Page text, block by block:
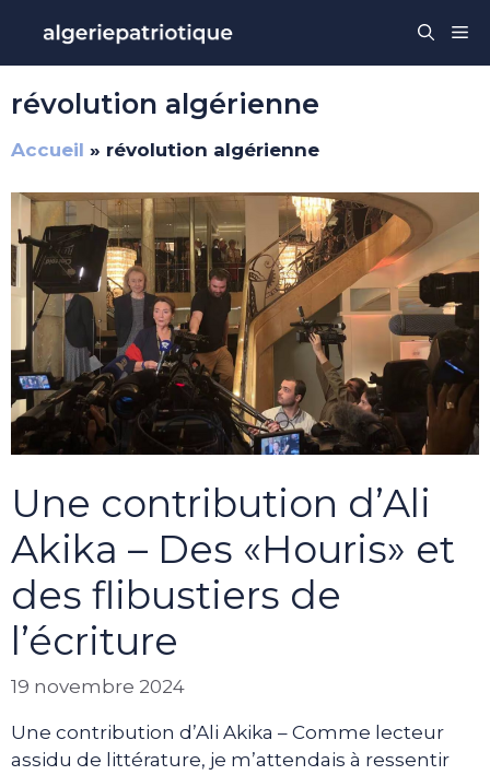
contenu
révolution algérienne
Accueil » révolution algérienne
Une contribution d’Ali
Akika – Des «Houris» et
des flibustiers de
l’écriture
19 novembre 2024
Une contribution d’Ali Akika – Comme lecteur
assidu de littérature, je m’attendais à ressentir